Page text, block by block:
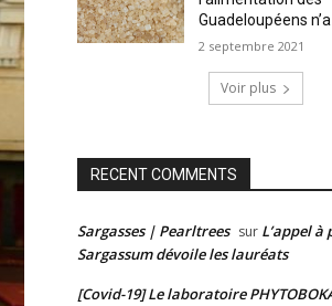
Guadeloupéens
2 septembre 2021
Voir plus
RECENT COMMENTS
Sargasses | Pearltrees sur L’appel à
Sargassum dévoile les lauréats
[Covid-19] Le laboratoire